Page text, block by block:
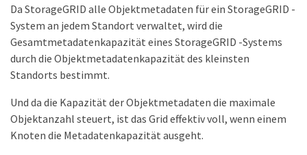
Da StorageGRID alle Objektmetadaten für ein StorageGRID -
System an jedem Standort verwaltet, wird die
Gesamtmetadatenkapazität eines StorageGRID -Systems
durch die Objektmetadatenkapazität des kleinsten
Standorts bestimmt.
Und da die Kapazität der Objektmetadaten die maximale
Objektanzahl steuert, ist das Grid effektiv voll, wenn einem
Knoten die Metadatenkapazität ausgeht.